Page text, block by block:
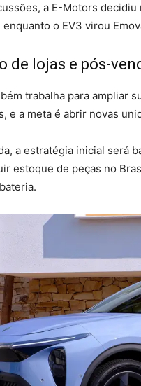
a E-Motors
enquanto o EV3 virou
de lojas e pós-
trabalha para ampliar
e a meta é abrir novas
a estratégia inicial será
estoque de peças no